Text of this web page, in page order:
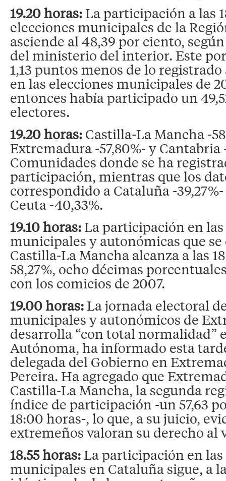
19.20 horas: La participación a las
elecciones municipales de la
asciende al 48,39 por ciento,
del ministerio del interior. Este
1,13 puntos menos de lo
en las elecciones municipales de
entonces había participado un
electores.
19.20 horas: Castilla-La Mancha -
Extremadura -57,80%- y Cantabria
Comunidades donde se ha
participación, mientras que los
correspondido a Cataluña -
Ceuta -40,33%.
19.10 horas: La participación en
municipales y autonómicas que
Castilla-La Mancha alcanza a las
58,27%, ocho décimas
con los comicios de 2007.
19.00 horas: La jornada electoral
municipales y autonómicos de
desarrolla “con total normalidad”
Autónoma, ha informado esta
delegada del Gobierno en
Pereira. Ha agregado que
Castilla-La Mancha, la segunda
índice de participación -un 57,63
18:00 horas-, lo que, a su juicio,
extremeños valoran su derecho al
18.55 horas: La participación en
municipales en Cataluña sigue, a